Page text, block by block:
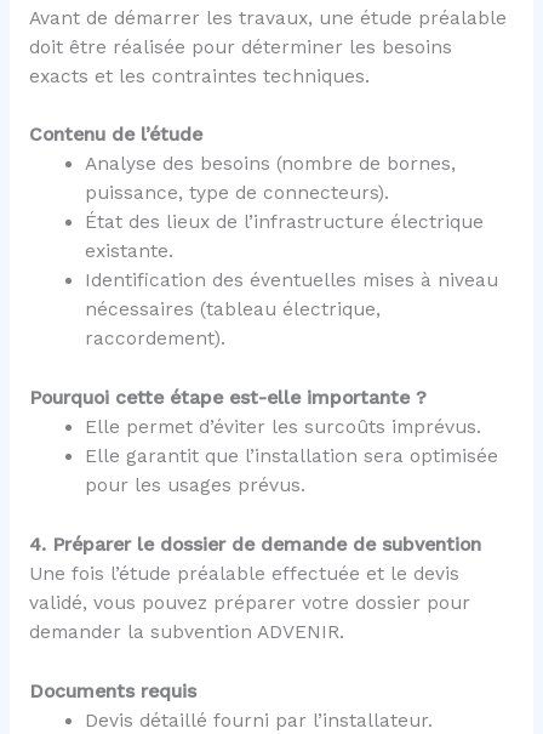
Avant de démarrer les travaux, une étude préalable
doit être réalisée pour déterminer les besoins
exacts et les contraintes techniques.
Contenu de l’étude
Analyse des besoins (nombre de bornes,
puissance, type de connecteurs).
État des lieux de l’infrastructure électrique
existante.
Identification des éventuelles mises à niveau
nécessaires (tableau électrique,
raccordement).
Pourquoi cette étape est-elle importante ?
Elle permet d’éviter les surcoûts imprévus.
Elle garantit que l’installation sera optimisée
pour les usages prévus.
4. Préparer le dossier de demande de subvention
Une fois l’étude préalable effectuée et le devis
validé, vous pouvez préparer votre dossier pour
demander la subvention ADVENIR.
Documents requis
Devis détaillé fourni par l’installateur.